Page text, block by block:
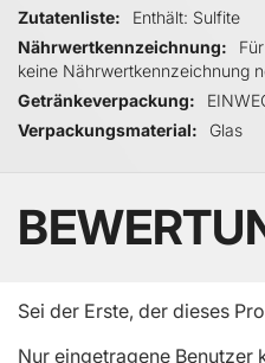
Zutatenliste
Enthält: Sulfite
Nährwertkennzeichnung
keine Nährwertkennzeichnung
Getränkeverpackung
Verpackungsmaterial
Glas
Sei der Erste, der dieses
Nur eingetragene Benutzer